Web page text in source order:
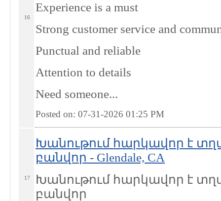
16
Experience is a must
Strong customer service and
Punctual and reliable
Attention to details
Need someone...
Posted on: 07-31-2026 01:25 PM
17
Խանութում հարկավոր է
բանվոր - Glendale, CA
Խանութում հարկավոր է
բանվոր